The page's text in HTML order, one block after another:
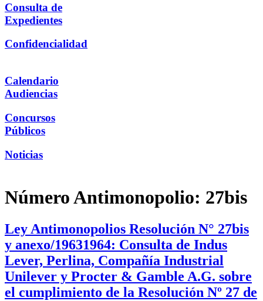
Consulta de
Expedientes
Confidencialidad
Calendario
Audiencias
Concursos
Públicos
Noticias
Número Antimonopolio: 27bis
Ley Antimonopolios Resolución N° 27bis
y anexo/19631964: Consulta de Indus
Lever, Perlina, Compañía Industrial
Unilever y Procter & Gamble A.G. sobre
el cumplimiento de la Resolución Nº 27 de